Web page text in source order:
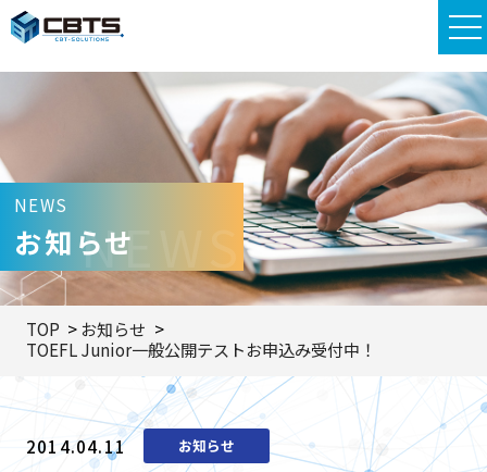
NEWS
お知らせNEWS
TOP
お知らせ
TOEFL Junior一般公開テストお申込み受付中！
2014.04.11 お知らせ